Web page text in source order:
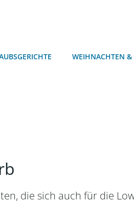
WEIHNACHTEN &
die sich auch für die